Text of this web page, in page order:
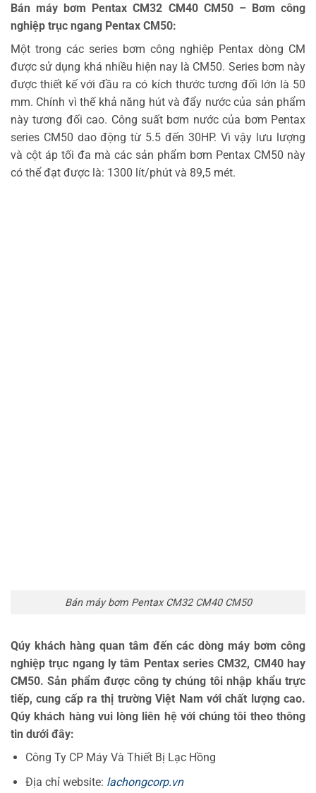
Bán máy bơm Pentax CM32 CM40 CM50 – Bơm công
nghiệp trục ngang Pentax CM50:
Một trong các series bơm công nghiệp Pentax dòng CM
được sử dụng khá nhiều hiện nay là CM50. Series bơm này
được thiết kế với đầu ra có kích thước tương đối lớn là 50
mm. Chính vì thế khả năng hút và đẩy nước của sản phẩm
này tương đối cao. Công suất bơm nước của bơm Pentax
series CM50 dao động từ 5.5 đến 30HP. Vì vậy lưu lượng
và cột áp tối đa mà các sản phẩm bơm Pentax CM50 này
có thể đạt được là: 1300 lít/phút và 89,5 mét.
Bán máy bơm Pentax CM32 CM40 CM50
Qúy khách hàng quan tâm đến các dòng máy bơm công
nghiệp trục ngang ly tâm Pentax series CM32, CM40 hay
CM50. Sản phẩm được công ty chúng tôi nhập khẩu trực
tiếp, cung cấp ra thị trường Việt Nam với chất lượng cao.
Qúy khách hàng vui lòng liên hệ với chúng tôi theo thông
tin dưới đây:
Công Ty CP Máy Và Thiết Bị Lạc Hồng
Địa chỉ website: lachongcorp.vn